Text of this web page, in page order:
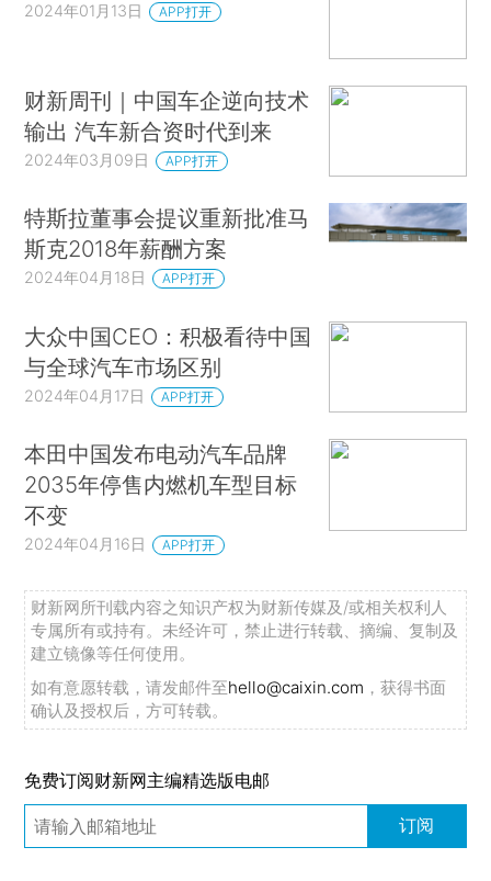
2024年01月13日 APP打开
财新周刊｜中国车企逆向技术
输出 汽车新合资时代到来
2024年03月09日 APP打开
特斯拉董事会提议重新批准马
斯克2018年薪酬方案
2024年04月18日 APP打开
大众中国CEO：积极看待中国
与全球汽车市场区别
2024年04月17日 APP打开
本田中国发布电动汽车品牌
2035年停售内燃机车型目标
不变
2024年04月16日 APP打开
财新网所刊载内容之知识产权为财新传媒及/或相关权利人
专属所有或持有。未经许可，禁止进行转载、摘编、复制及
建立镜像等任何使用。
如有意愿转载，请发邮件至hello@caixin.com ，获得书面
确认及授权后，方可转载。
免费订阅财新网主编精选版电邮
订阅